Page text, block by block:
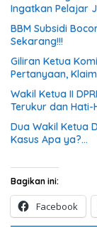
Ingatkan Pelajar
BBM Subsidi
Sekarang!!!
Giliran Ketua
Pertanyaan,
Wakil Ketua II
Terukur dan Hati-
Dua Wakil Ketua
Kasus Apa ya?…
Bagikan ini:
Facebook